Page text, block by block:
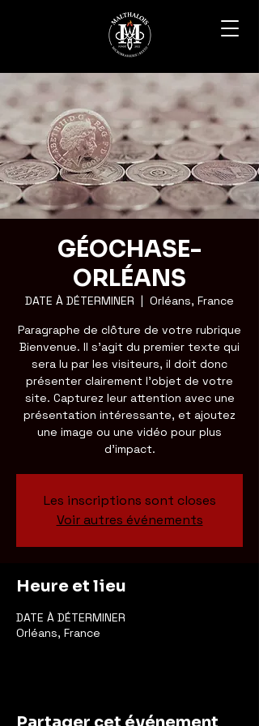
GÉOCHASE-
ORLÉANS
DATE À DÉTERMINER
  |
Orléans, France
Paragraphe de clôture de votre rubrique
Bienvenue. Il s'agit du premier texte qui
sera lu par les visiteurs, il doit donc
présenter clairement l'objet de votre
site. Capturez leur attention avec une
présentation intéressante, et ajoutez
une image ou une vidéo pour plus
d'impact.
Les inscriptions sont closes
Voir autres événements
Heure et lieu
DATE À DÉTERMINER
Orléans, France